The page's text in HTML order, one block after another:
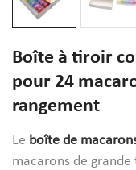
Boîte à tiroir
pour 24
rangement
Le boîte de
macarons de